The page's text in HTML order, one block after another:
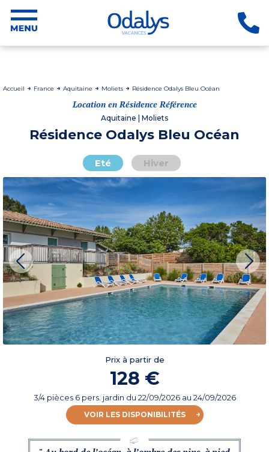
Accueil France Aquitaine Moliets Résidence Odalys Bleu Océan
Location en Résidence Référence
Aquitaine | Moliets
Résidence Odalys Bleu Océan
Eté Hiver
Prix à partir de
128 €
3/4 pièces 6 pers. jardin du 22/09/2026au 24/09/2026
VOIR LES DISPONIBILITÉS